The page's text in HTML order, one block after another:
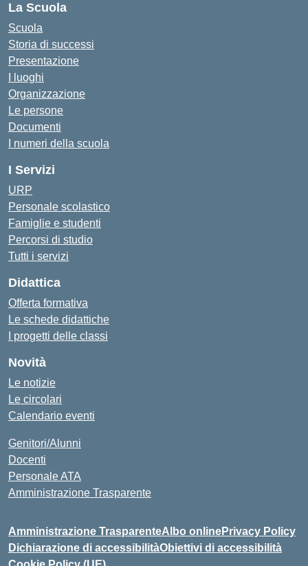
La Scuola
Scuola
Storia di successi
Presentazione
I luoghi
Organizzazione
Le persone
Documenti
I numeri della scuola
I Servizi
URP
Personale scolastico
Famiglie e studenti
Percorsi di studio
Tutti i servizi
Didattica
Offerta formativa
Le schede didattiche
I progetti delle classi
Novità
Le notizie
Le circolari
Calendario eventi
Genitori/Alunni
Docenti
Personale ATA
Amministrazione Trasparente
Amministrazione TrasparenteAlbo onlinePrivacy Policy
Dichiarazione di accessibilitàObiettivi di accessibilità